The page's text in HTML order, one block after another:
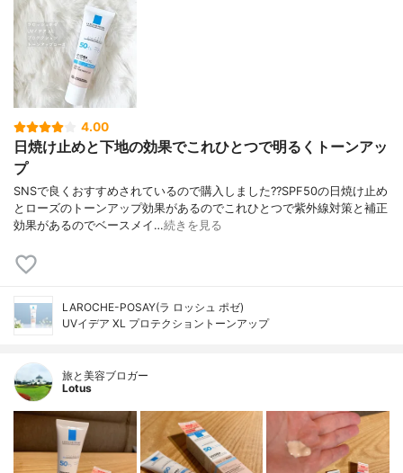
4.00
日焼け止めと下地の効果でこれひとつで明るくトーンアッ
プ
SNSで良くおすすめされているので購入しました??SPF50の日焼け止め
とローズのトーンアップ効果があるのでこれひとつで紫外線対策と補正
効果があるのでベースメイ…続きを見る
LAROCHE-POSAY(ラ ロッシュ ポゼ)
UVイデア XL プロテクショントーンアップ
旅と美容ブロガー
Lotus